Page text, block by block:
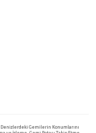
Gemilerin Konumlarını